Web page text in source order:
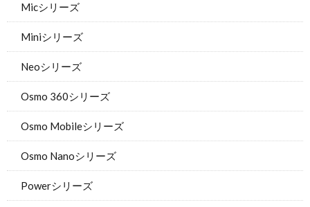
Micシリーズ
Miniシリーズ
Neoシリーズ
Osmo 360シリーズ
Osmo Mobileシリーズ
Osmo Nanoシリーズ
Powerシリーズ